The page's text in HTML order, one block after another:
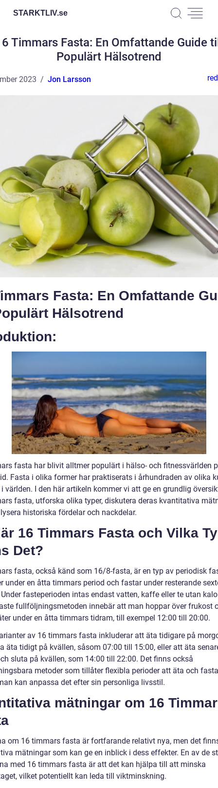
STARKTLIV.se
Timmars Fasta: En Omfattande Guide
Populärt Hälsotrend
2023 Jon Larsson
Fasta: En Omfattande
Hälsotrend
fasta har blivit alltmer populärt i hälso- och fitnessvärlden
Fasta i olika former har praktiserats i århundraden av olika
världen. I den här artikeln kommer vi att ge en grundlig
fasta, utforska olika typer, diskutera deras kvantitativa
historiska fördelar och nackdelar.
16 Timmars Fasta och Vilka
Det?
fasta, också känd som 16/8-fasta, är en typ av periodisk
under en åtta timmars period och fastar under resterande
fasteperioden intas endast vatten, kaffe eller te utan
fullföljningsmetoden innebär att man hoppar över frukost
under en åtta timmars tidram, till exempel 12:00 till 20:00.
av 16 timmars fasta inkluderar att äta tidigare på
äta tidigt på kvällen, såsom 07:00 till 15:00, eller att äta
sluta på kvällen, som 14:00 till 22:00. Det finns också
metoder som tillåter flexibla perioder att äta och
kan anpassa det efter sin personliga livsstil.
mätningar om 16
om 16 timmars fasta är fortfarande relativt nya, men det
mätningar som kan ge en inblick i dess effekter. En av de
med 16 timmars fasta är att det kan hjälpa till att minska
vilket potentiellt kan leda till viktminskning.